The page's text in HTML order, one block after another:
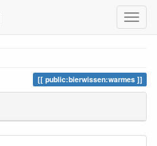
public:bierwissen:warmes